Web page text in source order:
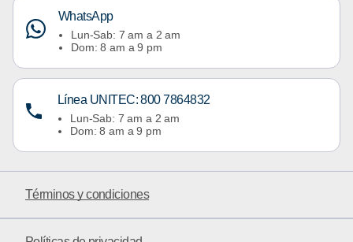
WhatsApp
Lun-Sab: 7 am a 2 am
Dom: 8 am a 9 pm
Línea UNITEC: 800 7864832
Lun-Sab: 7 am a 2 am
Dom: 8 am a 9 pm
Términos y condiciones